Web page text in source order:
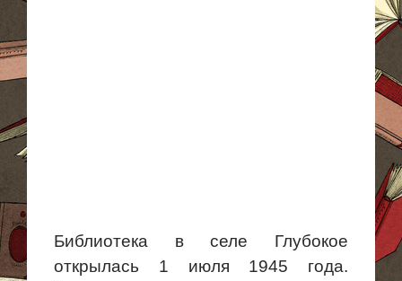
Библиотека в селе Глубокое
открылась 1 июля 1945 года.